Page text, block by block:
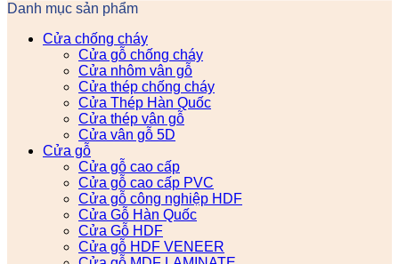
Danh mục sản phẩm
Cửa chống cháy
Cửa gỗ chống cháy
Cửa nhôm vân gỗ
Cửa thép chống cháy
Cửa Thép Hàn Quốc
Cửa thép vân gỗ
Cửa vân gỗ 5D
Cửa gỗ
Cửa gỗ cao cấp
Cửa gỗ cao cấp PVC
Cửa gỗ công nghiệp HDF
Cửa Gỗ Hàn Quốc
Cửa Gỗ HDF
Cửa gỗ HDF VENEER